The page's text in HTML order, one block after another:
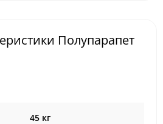
Полупарапет
45 кг